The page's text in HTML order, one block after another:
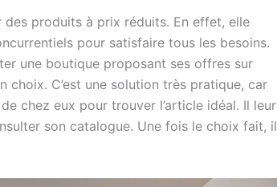
des produits à prix réduits. En effet, elle
pour satisfaire tous les besoins.
une boutique proposant ses offres sur
choix. C’est une solution très pratique, car
chez eux pour trouver l’article idéal. Il leur
son catalogue. Une fois le choix fait, il